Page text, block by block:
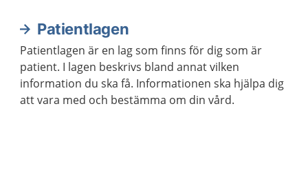
Patientlagen
Patientlagen är en lag som finns för dig som är
patient. I lagen beskrivs bland annat vilken
information du ska få. Informationen ska hjälpa dig
att vara med och bestämma om din vård.